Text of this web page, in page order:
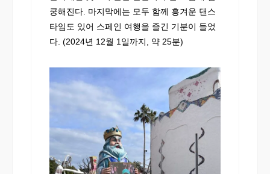
쿵해진다. 마지막에는 모두 함께 흥겨운 댄스
타임도 있어 스페인 여행을 즐긴 기분이 들었
다. (2024년 12월 1일까지, 약 25분)